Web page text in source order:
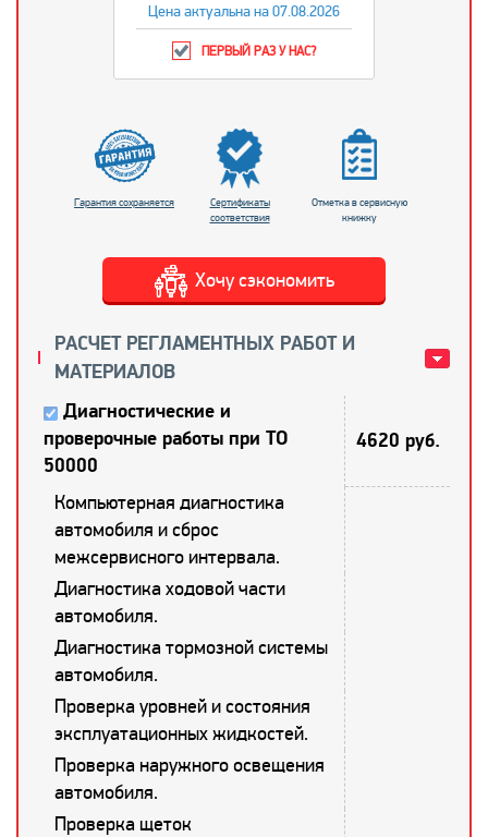
Цена актуальна на 07.08.2026
ПЕРВЫЙ РАЗ У НАС?
Гарантия сохраняется
Сертификаты
соответствия
Отметка в сервисную
книжку
Хочу сэкономить
РАСЧЕТ РЕГЛАМЕНТНЫХ РАБОТ И
МАТЕРИАЛОВ
Диагностические и
проверочные работы при ТО
50000
4620 руб.
Компьютерная диагностика
автомобиля и сброс
межсервисного интервала.
Диагностика ходовой части
автомобиля.
Диагностика тормозной системы
автомобиля.
Проверка уровней и состояния
эксплуатационных жидкостей.
Проверка наружного освещения
автомобиля.
Проверка щеток